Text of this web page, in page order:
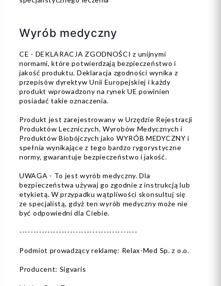
Wyrób medyczny
CE - DEKLARACJA ZGODNOŚCI z unijnymi
normami, które potwierdzają bezpieczeństwo i
jakość produktu. Deklaracja zgodności wynika z
przepisów dyrektyw Unii Europejskiej i każdy
produkt wprowadzony na rynek UE powinien
posiadać takie oznaczenia.
Produkt jest zarejestrowany w Urzędzie Rejestracji
Produktów Leczniczych, Wyrobów Medycznych i
Produktów Biobójczych jako WYRÓB MEDYCZNY i
spełnia wynikające z tego bardzo rygorystyczne
normy, gwarantuje bezpieczeństwo i jakość.
UWAGA - To jest wyrób medyczny. Dla
bezpieczeństwa używaj go zgodnie z instrukcją lub
etykietą. W przypadku wątpliwości skonsultuj się
ze specjalistą, gdyż ten wyrób medyczny może nie
być odpowiedni dla Ciebie.
------------------------------------------
Podmiot prowadzący reklamę: Relax-Med Sp. z o.o.
Producent: Sigvaris